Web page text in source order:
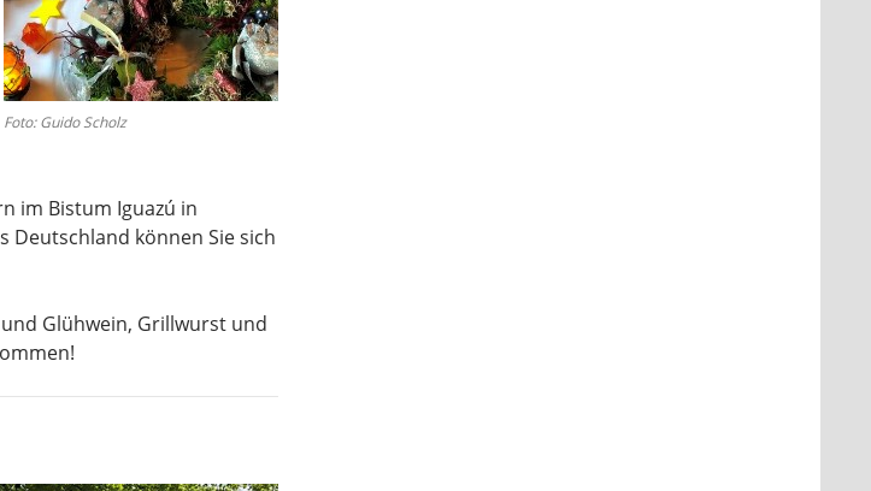
Foto: Guido Scholz
im Bistum Iguazú in
können Sie sich
Glühwein, Grillwurst und